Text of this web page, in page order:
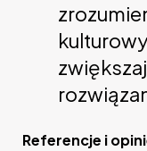
Referencje i